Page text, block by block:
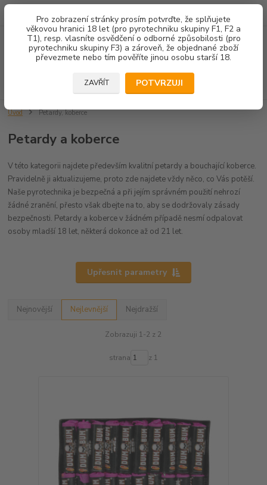
Pro zobrazení stránky prosím potvrďte, že splňujete
věkovou hranici 18 let (pro pyrotechniku skupiny F1, F2 a
T1), resp. vlasníte osvědčení o odborné způsobilosti (pro
pyrotechniku skupiny F3) a zároveň, že objednané zboží
převezmete nebo tím pověříte jinou osobu starší 18.
ZAVŘÍT POTVRZUJI
Menu
JSME TU PRO VÁS 8.00-14.00
Úvod Petardy, koberce
Petardy a koberce
V této kategorii najdete především kvalitní petardy a bouchající koberce.
Pravidelně ji aktualizujeme, proto zde najdete vždy něco, co Vás potěší.
Naše pyrotechnika je bezpečná a při jejím správném použití nehrozí
žádné zranění, přesto však dbejte na to, aby se dodržovaly zásady
bezpečnosti. Petardy a koberce v žádném případě nesmí odpalovat
osoby mladší 18 let, některá dokonce až od 21 let.
Upřesnit parametry
Nejnovější Nejlevnější Nejdražší
Zobrazuji 1-2 z 2
strana z 1